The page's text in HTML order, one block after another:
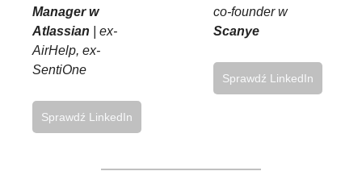
Manager w
Atlassian | ex-
AirHelp, ex-
SentiOne
Sprawdź LinkedIn
co-founder w
Scanye
Sprawdź LinkedIn